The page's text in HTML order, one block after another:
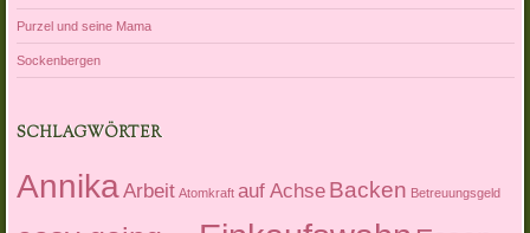
Purzel und seine Mama
Sockenbergen
SCHLAGWÖRTER
AnnikaArbeit Atomkraft auf Achse Backen Betreuungsgeld